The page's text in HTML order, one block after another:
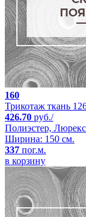
160
Трикотаж ткань
426.70 руб./
Полиэстер, Люрекс
Ширина: 150 см.
337 пог.м.
в корзину